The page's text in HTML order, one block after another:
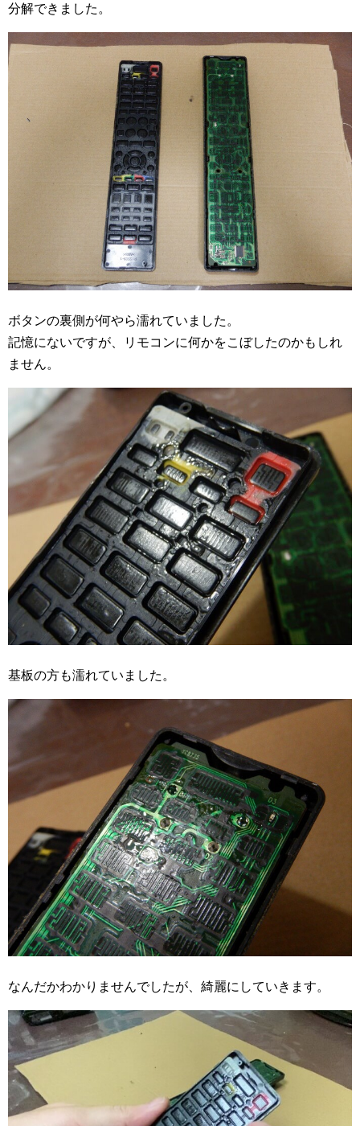
分解できました。
ボタンの裏側が何やら濡れていました。
記憶にないですが、リモコンに何かをこぼしたのかもしれ
ません。
基板の方も濡れていました。
なんだかわかりませんでしたが、綺麗にしていきます。